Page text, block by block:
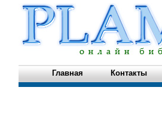
Главная Контакты